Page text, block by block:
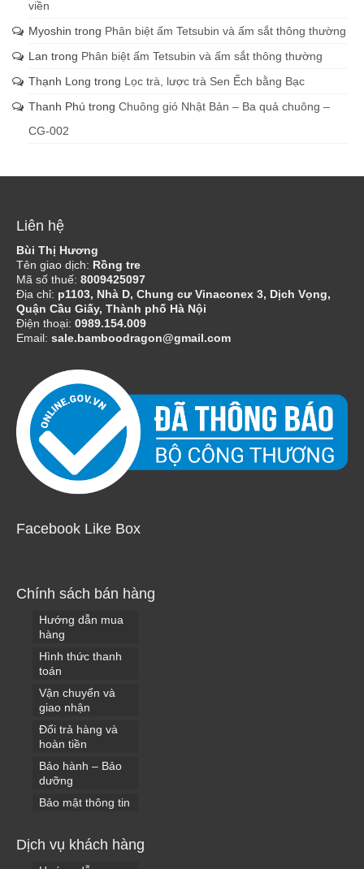
viền
Myoshin trong Phân biệt ấm Tetsubin và ấm sắt thông thường
Lan trong Phân biệt ấm Tetsubin và ấm sắt thông thường
Thạnh Long trong Lọc trà, lược trà Sen Ếch bằng Bạc
Thanh Phú trong Chuông gió Nhật Bản – Ba quả chuông –
CG-002
Liên hệ
Bùi Thị Hương
Tên giao dịch: Rồng tre
Mã số thuế: 8009425097
Địa chỉ: p1103, Nhà D, Chung cư Vinaconex 3, Dịch Vọng,
Quận Cầu Giấy, Thành phố Hà Nội
Điện thoại: 0989.154.009
Email: sale.bamboodragon@gmail.com
Facebook Like Box
Chính sách bán hàng
Hướng dẫn mua
hàng
Hình thức thanh
toán
Vận chuyển và
giao nhận
Đổi trả hàng và
hoàn tiền
Bảo hành – Bảo
dưỡng
Bảo mật thông tin
Dịch vụ khách hàng